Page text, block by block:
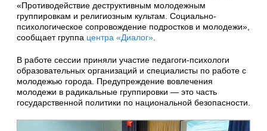
«Противодействие деструктивным молодежным
группировкам и религиозным культам. Социально-
психологическое сопровождение подростков и молодежи»,
сообщает группа центра «Диалог»
В работе сессии приняли участие педагоги-психологи
образовательных организаций и специалисты по работе с
молодежью города. Предупреждение вовлечения
молодежи в радикальные группировки — это часть
государственной политики по национальной безопасности.